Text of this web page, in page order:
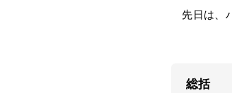
先日は、
総括